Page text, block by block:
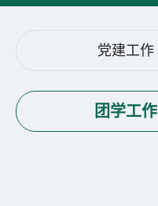
党建工作
团学工作